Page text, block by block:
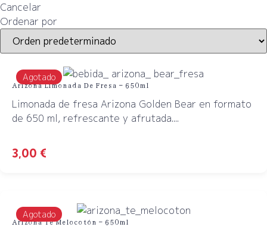
Cancelar
Ordenar por
Agotado
Arizona Limonada De Fresa – 650ml
Limonada de fresa Arizona Golden Bear en formato
de 650 ml, refrescante y afrutada....
3,00 €
Agotado
Arizona Té Melocotón – 650ml